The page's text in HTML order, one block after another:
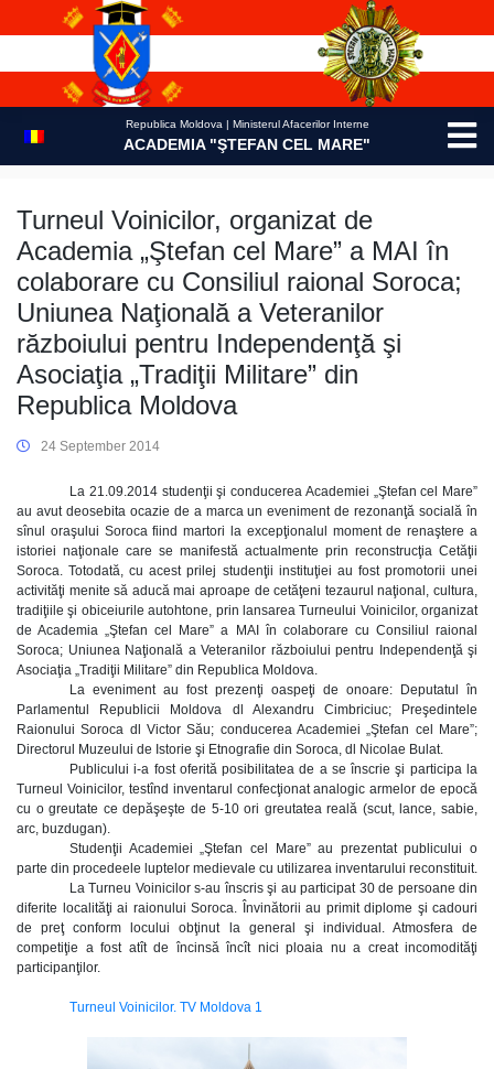
Republica Moldova | Ministerul Afacerilor Interne
ACADEMIA "ŞTEFAN CEL MARE"
Turneul Voinicilor, organizat de
Academia „Ştefan cel Mare” a MAI în
colaborare cu Consiliul raional Soroca;
Uniunea Naţională a Veteranilor
războiului pentru Independenţă şi
Asociaţia „Tradiţii Militare” din
Republica Moldova
24 September 2014
La 21.09.2014 studenţii şi conducerea Academiei „Ştefan cel Mare”
au avut deosebita ocazie de a marca un eveniment de rezonanţă socială în
sînul oraşului Soroca fiind martori la excepţionalul moment de renaştere a
istoriei naţionale care se manifestă actualmente prin reconstrucţia Cetăţii
Soroca. Totodată, cu acest prilej studenţii instituţiei au fost promotorii unei
activităţi menite să aducă mai aproape de cetăţeni tezaurul naţional, cultura,
tradiţiile şi obiceiurile autohtone, prin lansarea Turneului Voinicilor, organizat
de Academia „Ştefan cel Mare” a MAI în colaborare cu Consiliul raional
Soroca; Uniunea Naţională a Veteranilor războiului pentru Independenţă şi
Asociaţia „Tradiţii Militare” din Republica Moldova.
La eveniment au fost prezenţi oaspeţi de onoare: Deputatul în
Parlamentul Republicii Moldova dl Alexandru Cimbriciuc; Preşedintele
Raionului Soroca dl Victor Său; conducerea Academiei „Ştefan cel Mare”;
Directorul Muzeului de Istorie şi Etnografie din Soroca, dl Nicolae Bulat.
Publicului i-a fost oferită posibilitatea de a se înscrie şi participa la
Turneul Voinicilor, testînd inventarul confecţionat analogic armelor de epocă
cu o greutate ce depăşeşte de 5-10 ori greutatea reală (scut, lance, sabie,
arc, buzdugan).
Studenţii Academiei „Ştefan cel Mare” au prezentat publicului o
parte din procedeele luptelor medievale cu utilizarea inventarului reconstituit.
La Turneu Voinicilor s-au înscris şi au participat 30 de persoane din
diferite localităţi ai raionului Soroca. Învinătorii au primit diplome şi cadouri
de preţ conform locului obţinut la general şi individual. Atmosfera de
competiţie a fost atît de încinsă încît nici ploaia nu a creat incomodităţi
participanţilor.
Turneul Voinicilor. TV Moldova 1